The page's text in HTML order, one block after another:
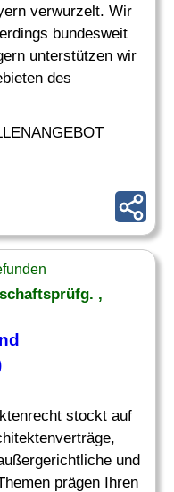
verwurzelt. Wir
bundesweit
unterstützen wir
des
,
stockt auf
und
prägen Ihren